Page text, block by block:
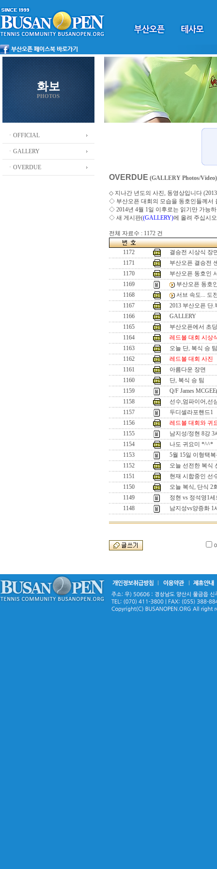
화보
PHOTOS
ㆍOFFICIAL
ㆍGALLERY
ㆍOVERDUE
OVERDUE (GALLERY Photos/Video)
◇ 지나간 년도의 사진, 동영상입니다
◇ 부산오픈 대회의 모습을 동호인들께서
◇ 2014년 4월 1일 이후로는 읽기만 가능
◇ 새 게시판((GALLERY)에 올려 주십시오
전체 자료수 : 1172 건
1172
결승전 시상식 장
1171
부산오픈 결승전
1170
부산오픈 동호인
1169
부산오픈 동호
1168
서브 속도... 도
1167
2013 부산오픈 단
1166
GALLERY
1165
부산오픈에서 초
1164
레드볼 대회 시상
1163
오늘 단, 복식 승 팀
1162
레드볼 대회 사진
1161
아름다운 장면
1160
단, 복식 승 팀
1159
Q/F James
1158
선수,엄파이어,선
1157
두디셀라포핸드1
1156
레드볼 대회와 귀
1155
남지성/정현 8강 3
1154
나도 귀요미 *^^*
1153
5월 15일 이형택
1152
오늘 선전한 복식
1151
현재 시합중인 선
1150
오늘 복식, 단식 2
1149
정현 vs 정석영1
1148
남지성vs양증화 1